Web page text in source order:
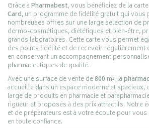
Grâce àPharmabest, vous bénéficiez de la
Card, un programme de fidélité gratuit qui vous
nombreuses offres sur une large sélection de
dermo-cosmétiques, diététiques et bien-être,
grands laboratoires. Cette carte vous permet
des points fidélité et de recevoir régulièrement
en conservant un accompagnement
pharmaceutiques de qualité.
Avec une surface de vente de800 m², la
accueille dans un espace moderne et spacieux,
large de produits en pharmacie et
rigueur et proposés à des prix attractifs. Notre
et de préparateurs est à votre écoute pour
en toute confiance.